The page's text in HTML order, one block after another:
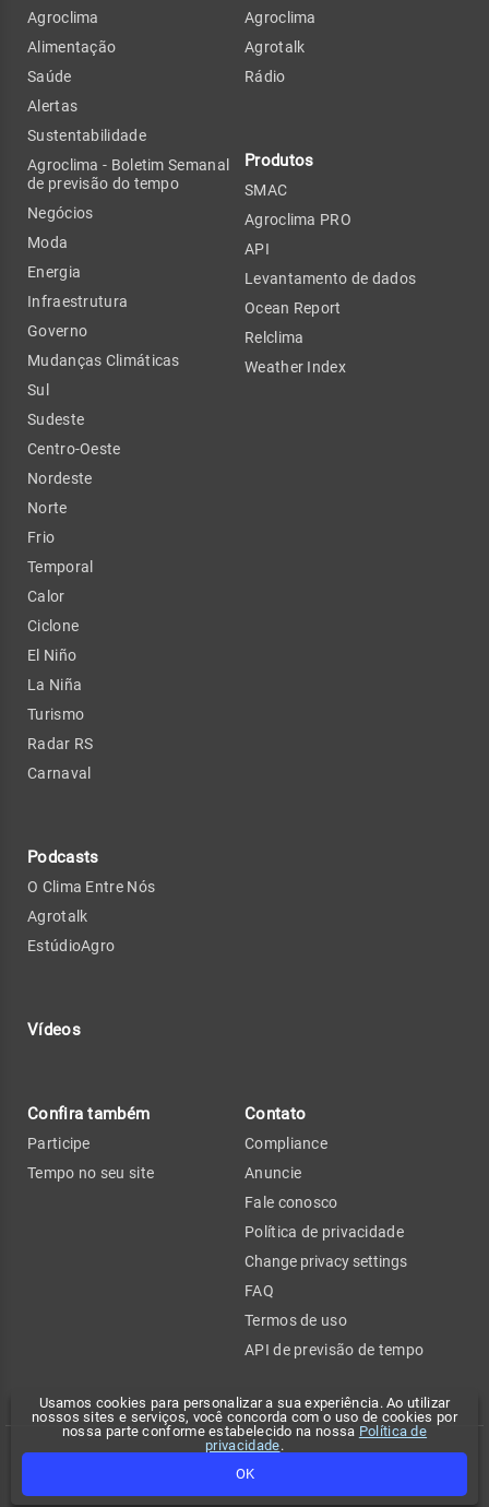
Usamos cookies para personalizar a sua experiência. Ao utilizar
nossos sites e serviços, você concorda com o uso de cookies por
nossa parte conforme estabelecido na nossa Política de
privacidade.
OK
Agroclima
Alimentação
Saúde
Alertas
Sustentabilidade
Agroclima - Boletim Semanal
de previsão do tempo
Negócios
Moda
Energia
Infraestrutura
Governo
Mudanças Climáticas
Sul
Sudeste
Centro-Oeste
Nordeste
Norte
Frio
Temporal
Calor
Ciclone
El Niño
La Niña
Turismo
Radar RS
Carnaval
Podcasts
O Clima Entre Nós
Agrotalk
EstúdioAgro
Vídeos
Agroclima
Agrotalk
Rádio
Produtos
SMAC
Agroclima PRO
API
Levantamento de dados
Ocean Report
Relclima
Weather Index
Confira também
Participe
Tempo no seu site
Contato
Compliance
Anuncie
Fale conosco
Política de privacidade
Change privacy settings
FAQ
Termos de uso
API de previsão de tempo
Copyright 2026 - Climatempo. Todos os direitos reservados.